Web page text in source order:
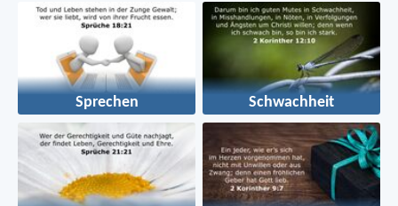
Sprechen Schwachheit